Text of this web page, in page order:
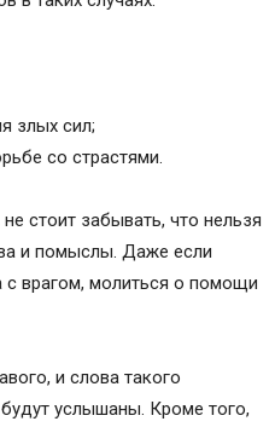
злых сил;
со страстями.
стоит забывать, что нельзя
и помыслы. Даже если
с врагом, молиться о помощи
и слова такого
услышаны. Кроме того,